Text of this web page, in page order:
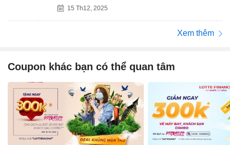
15 Th12, 2025
Xem thêm
Coupon khác bạn có thể quan tâm